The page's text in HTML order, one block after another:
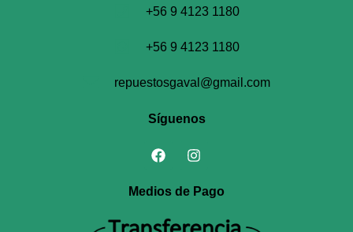
+56 9 4123 1180
+56 9 4123 1180
repuestosgaval@gmail.com
Síguenos
Medios de Pago